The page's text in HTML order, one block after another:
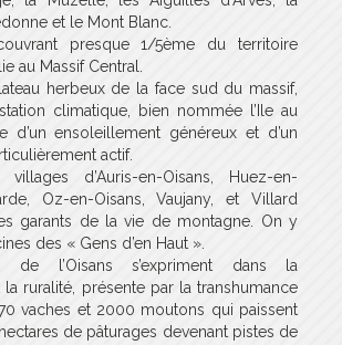
et le Mont Blanc.
presque 1/5ème du territoire
au Massif Central.
herbeux de la face sud du massif,
station climatique, bien nommée l’Ile au
d’un ensoleillement généreux et d’un
actif.
d’Auris-en-Oisans, Huez-en-
Oz-en-Oisans, Vaujany, et Villard
garants de la vie de montagne. On y
des « Gens d’en Haut ».
de l’Oisans s’expriment dans la
ruralité, présente par la transhumance
vaches et 2000 moutons qui paissent
de pâturages devenant pistes de